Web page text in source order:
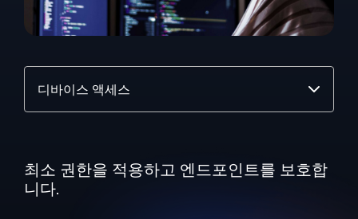
선
최소 권한을 적용하고 엔드포인트를 보호합
니다.